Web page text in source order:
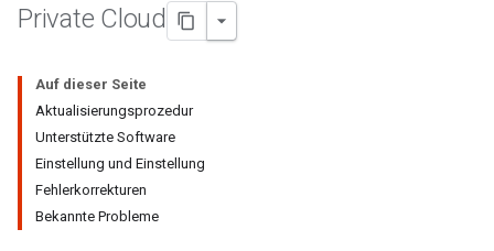
Private Cloud
Auf dieser Seite
Aktualisierungsprozedur
Unterstützte Software
Einstellung und Einstellung
Fehlerkorrekturen
Bekannte Probleme